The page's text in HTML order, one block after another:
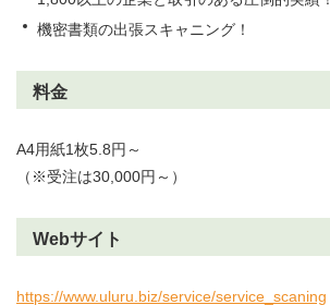
機密書類の出張スキャニング！
料金
A4用紙1枚5.8円～
（※受注は30,000円～）
Webサイト
https://www.uluru.biz/service/service_scaning